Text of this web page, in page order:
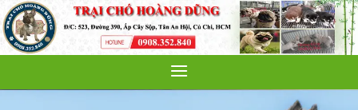
Skip
to
content